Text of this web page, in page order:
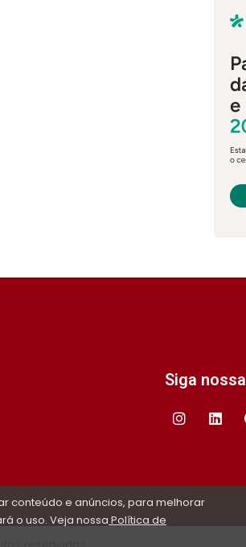
Siga
conteúdo e anúncios, para melhorar
o uso. Veja nossa Política de